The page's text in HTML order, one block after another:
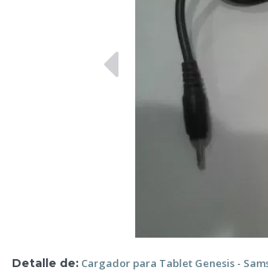
Detalle de: Cargador para Tablet Genesis -